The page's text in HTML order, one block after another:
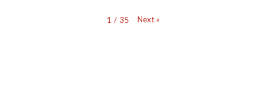
1 / 35 Next »